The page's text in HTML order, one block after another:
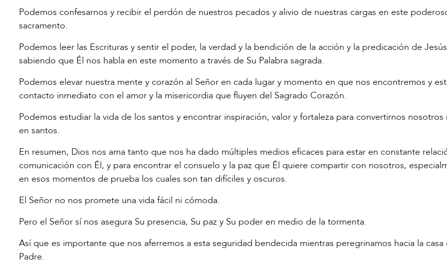
Podemos confesarnos y recibir el perdón de nuestros pecados y alivio de nuestras cargas en este
sacramento.
Podemos leer las Escrituras y sentir el poder, la verdad y la bendición de la acción y la predicación de
sabiendo que Él nos habla en este momento a través de Su Palabra sagrada.
Podemos elevar nuestra mente y corazón al Señor en cada lugar y momento en que nos encontremos y
contacto inmediato con el amor y la misericordia que fluyen del Sagrado Corazón.
Podemos estudiar la vida de los santos y encontrar inspiración, valor y fortaleza para convertirnos nosotros
en santos.
En resumen, Dios nos ama tanto que nos ha dado múltiples medios eficaces para estar en constante
comunicación con Él, y para encontrar el consuelo y la paz que Él quiere compartir con nosotros,
en esos momentos de prueba los cuales son tan difíciles y oscuros.
El Señor no nos promete una vida fácil ni cómoda.
Pero el Señor sí nos asegura Su presencia, Su paz y Su poder en medio de la tormenta.
Así que es importante que nos aferremos a esta seguridad bendecida mientras peregrinamos hacia la casa
Padre.